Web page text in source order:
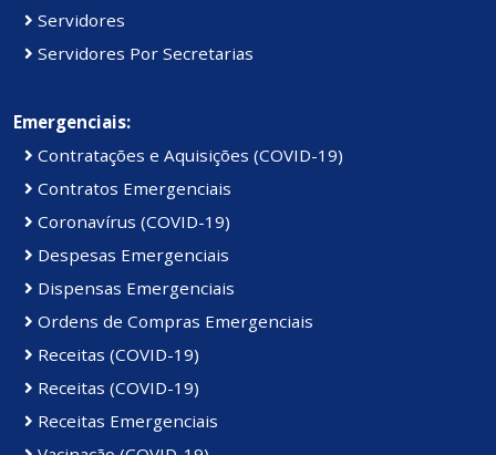
Servidores
Servidores Por Secretarias
Emergenciais:
Contratações e Aquisições (COVID-19)
Contratos Emergenciais
Coronavírus (COVID-19)
Despesas Emergenciais
Dispensas Emergenciais
Ordens de Compras Emergenciais
Receitas (COVID-19)
Receitas (COVID-19)
Receitas Emergenciais